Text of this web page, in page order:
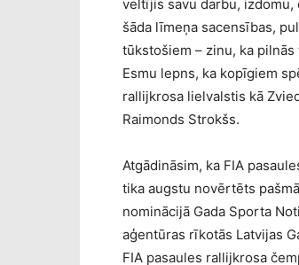
veltījis savu darbu,
šāda līmeņa sacensības,
tūkstošiem – zinu, ka
Esmu lepns, ka kopīgiem
rallijkrosa lielvalstis kā
Raimonds Strokšs.
Atgādināsim, ka FIA
tika augstu novērtēts
nominācijā Gada Sporta
aģentūras rīkotās Latvijas
FIA pasaules rallijkrosa